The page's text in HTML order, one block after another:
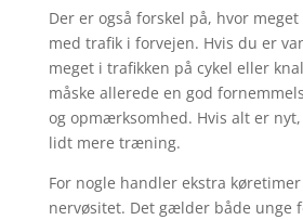
Der er også forskel på, hvor
med trafik i forvejen. Hvis du er
meget i trafikken på cykel eller
måske allerede en god
og opmærksomhed. Hvis alt er
lidt mere træning.
For nogle handler ekstra køretimer
nervøsitet. Det gælder både unge